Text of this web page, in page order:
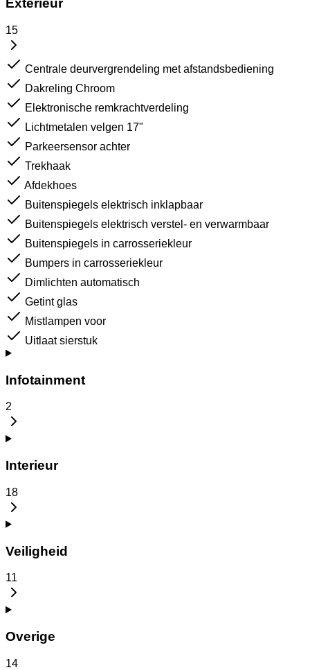
Exterieur
15
Centrale deurvergrendeling met afstandsbediening
Dakreling Chroom
Elektronische remkrachtverdeling
Lichtmetalen velgen 17"
Parkeersensor achter
Trekhaak
Afdekhoes
Buitenspiegels elektrisch inklapbaar
Buitenspiegels elektrisch verstel- en verwarmbaar
Buitenspiegels in carrosseriekleur
Bumpers in carrosseriekleur
Dimlichten automatisch
Getint glas
Mistlampen voor
Uitlaat sierstuk
Infotainment
2
Interieur
18
Veiligheid
11
Overige
14